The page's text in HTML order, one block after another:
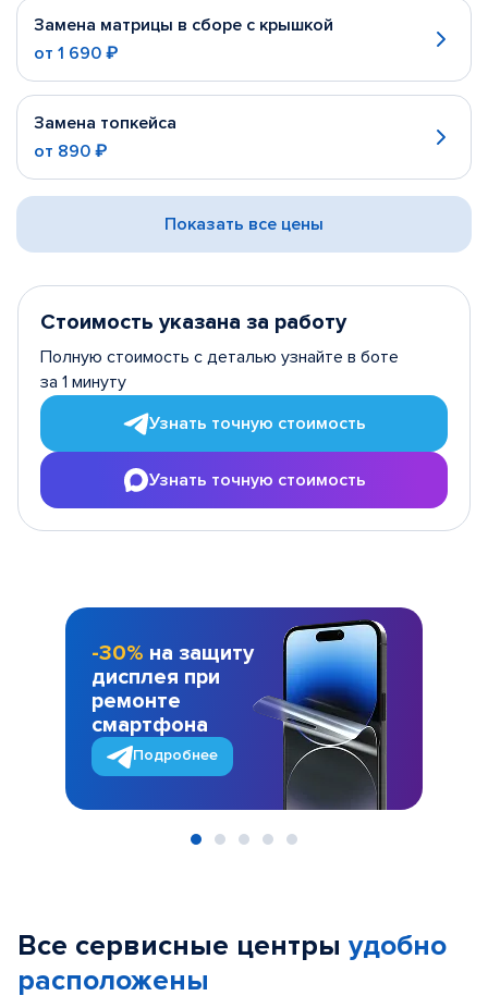
Замена матрицы в сборе с крышкой
от 1 690 ₽
Замена топкейса
от 890 ₽
Показать все цены
Стоимость указана за работу
Полную стоимость с деталью узнайте в боте
за 1 минуту
Узнать точную стоимость
Узнать точную стоимость
-30% на защиту
дисплея при
ремонте
смартфона
Подробнее
Все сервисные центры удобно
расположены